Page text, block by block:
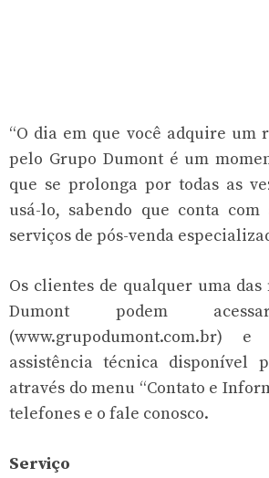
“O dia em que você adquire um
pelo Grupo Dumont é um
que se prolonga por todas as
usá-lo, sabendo que conta
serviços de pós-venda
Os clientes de qualquer uma das
Dumont podem
(www.grupodumont.com.br)
assistência técnica disponível
através do menu “Contato e
telefones e o fale conosco.
Serviço